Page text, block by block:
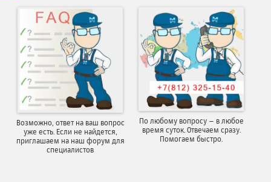
Возможно, ответ на ваш вопрос
уже есть. Если не найдется,
приглашаем на наш форум для
специалистов
По любому вопросу – в любое
время суток. Отвечаем сразу.
Помогаем быстро.